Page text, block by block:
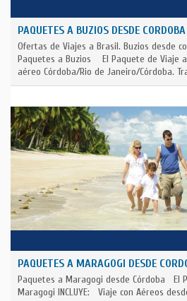
PAQUETES A BUZIOS DESDE
Ofertas de Viajes a Brasil. Buzios desde
Paquetes a Buzios El Paquete de Viaje a
aéreo Córdoba/Rio de Janeiro/Córdoba.
PAQUETES A MARAGOGI DESDE
Paquetes a Maragogi desde Córdoba El
Maragogi INCLUYE: Viaje con Aéreos